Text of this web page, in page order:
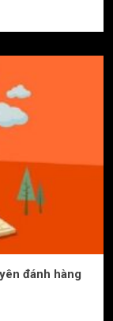
đánh hàng